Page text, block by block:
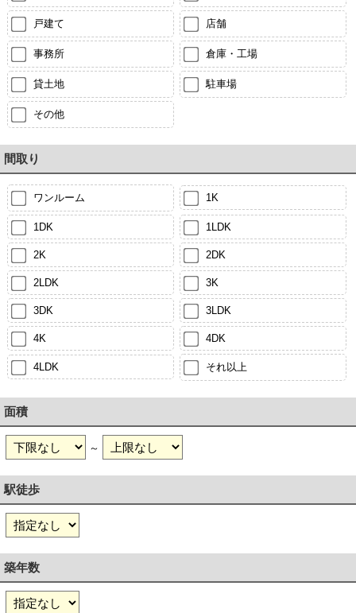
戸建て 店舗
事務所 倉庫・工場
貸土地 駐車場
その他
間取り
ワンルーム 1K
1DK 1LDK
2K 2DK
2LDK 3K
3DK 3LDK
4K 4DK
4LDK それ以上
面積
～
駅徒歩
築年数